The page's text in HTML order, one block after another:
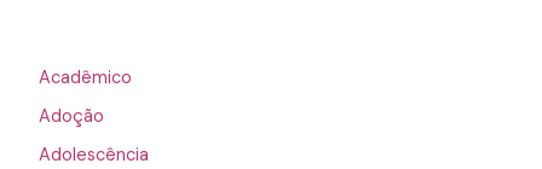
Acadêmico
Adoção
Adolescência